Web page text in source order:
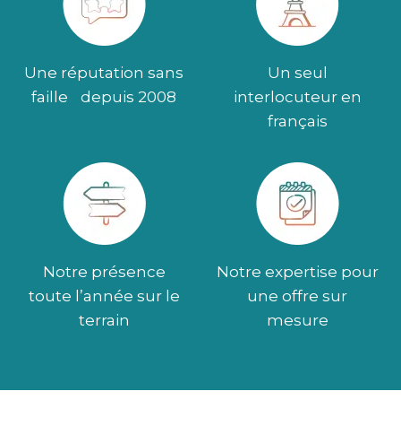
Une réputation sans
faille depuis 2008
Un seul
interlocuteur en
français
Notre présence
toute l’année sur le
terrain
Notre expertise pour
une offre sur
mesure